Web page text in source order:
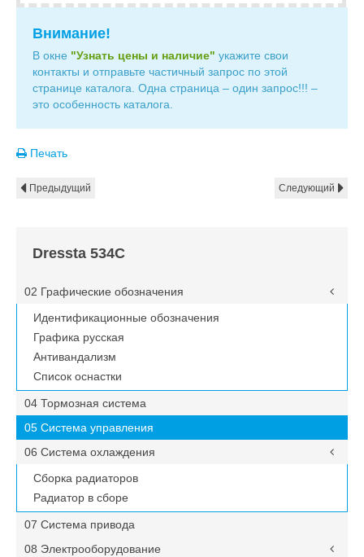
Внимание!
В окне "Узнать цены и наличие" укажите свои
контакты и отправьте частичный запрос по этой
странице каталога. Одна страница – один запрос!!! –
это особенность каталога.
Печать
Предыдущий Следующий
Dressta 534C
02 Графические обозначения
Идентификационные обозначения
Графика русская
Антивандализм
Список оснастки
04 Тормозная система
05 Система управления
06 Система охлаждения
Сборка радиаторов
Радиатор в сборе
07 Система привода
08 Электрооборудование